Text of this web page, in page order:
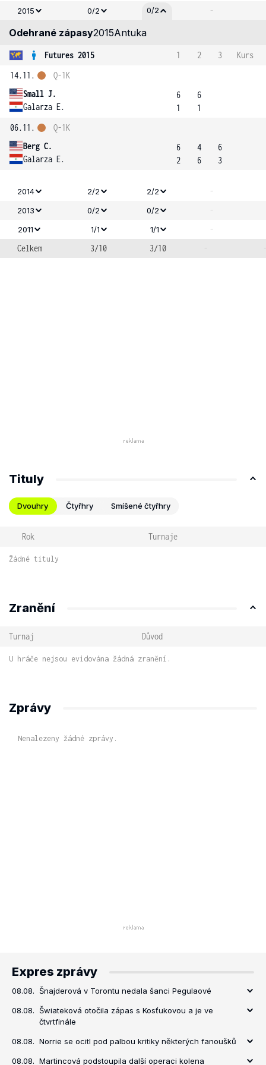
2015 0/2 0/2 -
Odehrané zápasy2015Antuka
Futures 2015 1 2 3
Kurs
14.11.
Small J.
Galarza E.
Q-1K
6
1
6
1
06.11.
Berg C.
Galarza E.
Q-1K
6
2
4
6
6
3
2014 2/2 2/2 -
2013 0/2 0/2 -
2011 1/1 1/1
-
Celkem
3/10 3/10 -
Tituly
Dvouhry Čtyřhry Smíšené čtyřhry
Rok Turnaje
Žádné tituly
Zranění
Turnaj Důvod
U hráče nejsou evidována žádná zranění.
Zprávy
Nenalezeny žádné zprávy.
Expres zprávy
08.08. Šnajderová v Torontu nedala šanci Pegulaové
08.08. Šwiateková otočila zápas s Kosťukovou a je ve
čtvrtfinále
08.08. Norrie se ocitl pod palbou kritiky některých fanoušků
08.08. Martincová podstoupila další operaci kolena